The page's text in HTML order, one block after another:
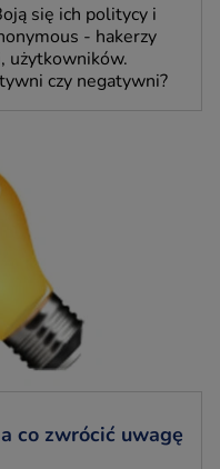
się ich politycy i
- hakerzy
użytkowników.
czy negatywni?
co zwrócić uwagę